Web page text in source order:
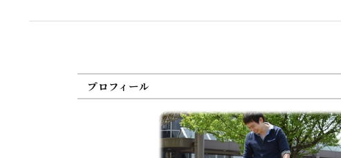
プロフィール